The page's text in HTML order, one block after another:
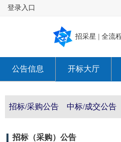
登录入口
招采星 | 全流
公告信息 开标大厅
招标/采购公告
中标/成交公告
招标（采购）公告